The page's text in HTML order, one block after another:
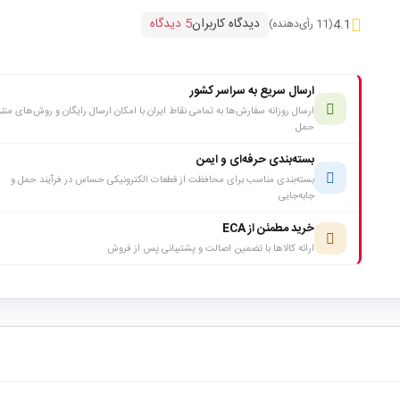
4.1(11 رأی‌دهنده) دیدگاه کاربران5 دیدگاه
ارسال سریع به سراسر کشور
ارسال روزانه سفارش‌ها به تمامی نقاط ایران با امکان ارسال رایگان و روش‌های
حمل
بسته‌بندی حرفه‌ای و ایمن
بسته‌بندی مناسب برای محافظت از قطعات الکترونیکی حساس در فرآیند حمل و
جابه‌جایی
خرید مطمئن از ECA
ارائه کالاها با تضمین اصالت و پشتیبانی پس از فروش